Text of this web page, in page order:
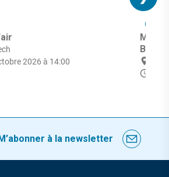
2026 à 14:00
à la newsletter